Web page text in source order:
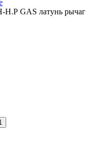
Н.Р GAS латунь рычаг